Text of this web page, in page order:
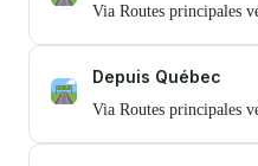
Via Routes principales
Depuis Québec
Via Routes principales